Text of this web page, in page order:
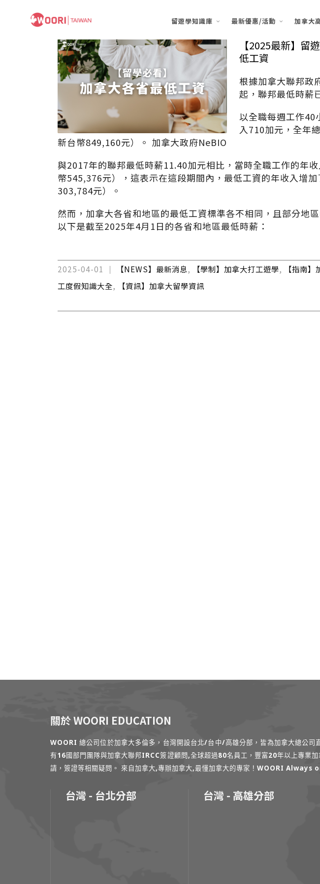
留遊學知識庫 最新優惠/活動 加拿大
【2025最新】留
低工資
根據加拿大聯邦政
起，聯邦最低時薪
以全職每週工作40
入710加元，全年
新台幣849,160元）。 ​加拿大政府NeBIO
與2017年的聯邦最低時薪11.40加元相比，當時全職工作的年
幣545,376元），​這表示在這段期間內，最低工資的年收入增
303,784元）。​
然而，加拿大各省和地區的最低工資標準各不相同，且部分地
以下是截至2025年4月1日的各省和地區最低時薪：
2025-04-01 【NEWS】最新消息, 【學制】加拿大打工遊學, 【指南
工度假知識大全,
【資訊】加拿大留學資訊
關於 WOORI EDUCATION
WOORI 總公司位於加拿大多倫多，台灣開設台北/台中/高雄分部，皆為加拿大總公司
有16國部門團隊與加拿大聯邦IRCC簽證顧問,全球超過80名員工，豐富20年以上專業
請，簽證等相關疑問。 來自加拿大,專辦加拿大,最懂加拿大的專家！WOORI
台灣 - 台北分部 台灣 - 高雄分部